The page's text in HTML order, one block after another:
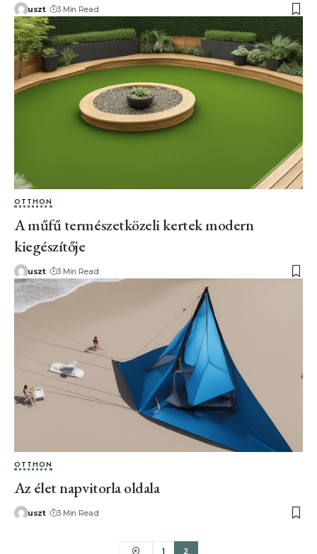
uszt 3 Min Read
OTTHON
A műfű természetközeli kertek modern
kiegészítője
uszt 3 Min Read
OTTHON
Az élet napvitorla oldala
uszt 3 Min Read
1 2